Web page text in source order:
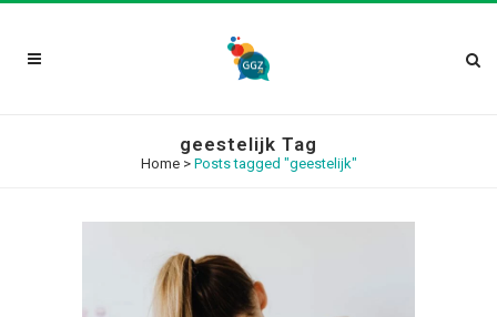
geestelijk Tag
Home> Posts tagged "geestelijk"